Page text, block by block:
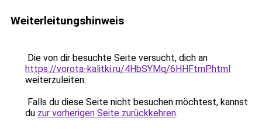
Weiterleitungshinweis
Die von dir besuchte Seite versucht, dich an
https://vorota-kalitki.ru/4HbSYMq/6HHFtmP.html
weiterzuleiten.
Falls du diese Seite nicht besuchen möchtest, kannst
du zur vorherigen Seite zurückkehren.